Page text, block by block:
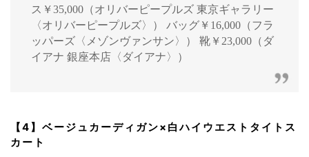
ス￥35,000（オリバーピープルズ 東京ギャラリー
〈オリバーピープルズ〉） バッグ￥16,000（フラ
ッパーズ〈メゾンヴァンサン〉） 靴￥23,000（ダ
イアナ 銀座本店〈ダイアナ〉）
【4】ベージュカーディガン×白ハイウエストタイトス
カート